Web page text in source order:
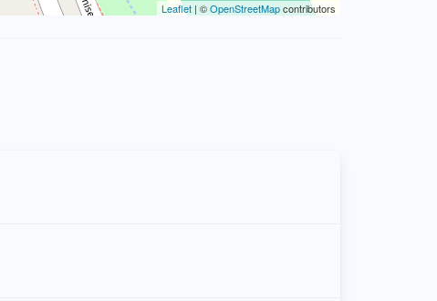
Leaflet | ©OpenStreetMapcontributors